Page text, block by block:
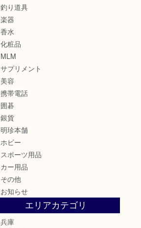
釣り道具
楽器
香水
化粧品
MLM
サプリメント
美容
携帯電話
囲碁
銀貨
明珍本舗
ホビー
スポーツ用品
カー用品
その他
お知らせ
エリアカテゴリ
兵庫